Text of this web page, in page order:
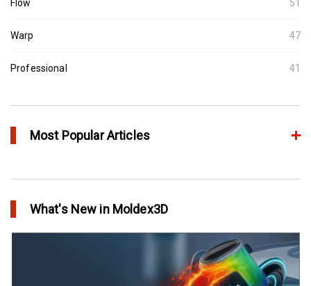
Flow 51
Warp 47
Professional 41
Most Popular Articles
in Top Story
IC Packaging 제품의 물리적 강도 확보를 위한 Post Mold
What's New in Moldex3D